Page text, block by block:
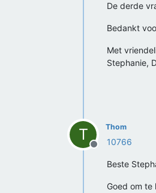
De derde
Bedankt
Met
Stephanie,
T
Offline
Thom
10766
Beste
Goed om